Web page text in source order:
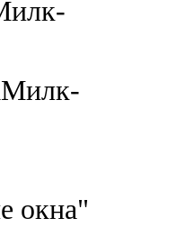
окна"